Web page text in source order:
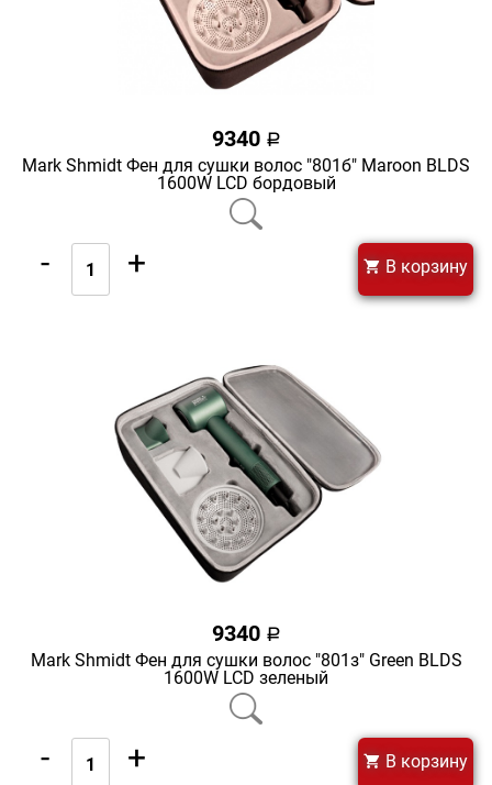
9340 a
Mark Shmidt Фен для сушки волос "801б" Maroon BLDS
1600W LCD бордовый
- + В корзину
9340 a
Mark Shmidt Фен для сушки волос "801з" Green BLDS
1600W LCD зеленый
- + В корзину